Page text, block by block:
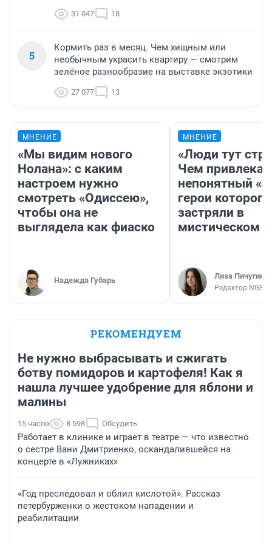
31 047 18
5
Кормить раз в месяц. Чем хищным или
необычным украсить квартиру — смотрим
зелёное разнообразие на выставке экзотики
27 077 13
МНЕНИЕ
«Мы видим нового
Нолана»: с каким
настроем нужно
смотреть «Одиссею»,
чтобы она не
выглядела как фиаско
Надежда Губарь
МНЕНИЕ
«Люди тут
Чем
непонятный
герои которого
застряли в
мистическом
Лиза Пичугина
Редактор
РЕКОМЕНДУЕМ
Не нужно выбрасывать и сжигать
ботву помидоров и картофеля! Как я
нашла лучшее удобрение для яблони и
малины
15 часов 8 598 Обсудить
Работает в клинике и играет в театре — что известно
о сестре Вани Дмитриенко, оскандалившейся на
концерте в «Лужниках»
«Год преследовал и облил кислотой». Рассказ
петербурженки о жестоком нападении и
реабилитации